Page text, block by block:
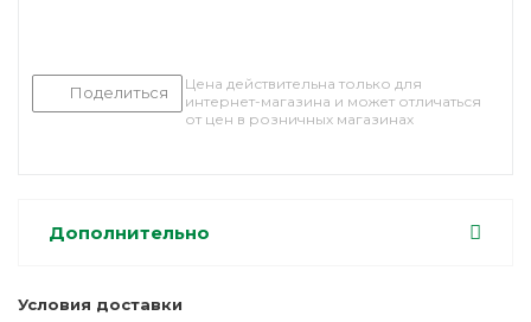
Поделиться
Цена действительна только для
интернет-магазина и может отличаться
от цен в розничных магазинах
Дополнительно
Условия доставки